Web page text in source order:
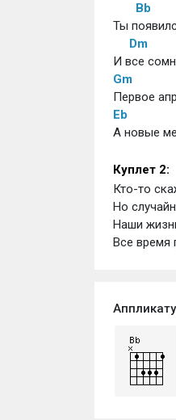
Bb
Ты
Dm
И все
Gm
Первое
Eb
А новые
Куплет 2:
Кто-то
Но
Наши
Все время